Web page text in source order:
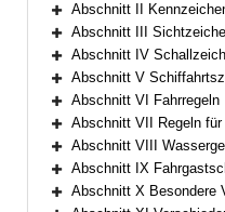
Bereich erweitern
Abschnitt II
Bereich erweitern
Abschnitt III
Bereich erweitern
Abschnitt IV
Bereich erweitern
Abschnitt V
Bereich erweitern
Abschnitt VI Fahrregeln
Bereich erweitern
Abschnitt VII Regeln
Bereich erweitern
Abschnitt VIII
Bereich erweitern
Abschnitt IX
Bereich erweitern
Abschnitt X Besondere